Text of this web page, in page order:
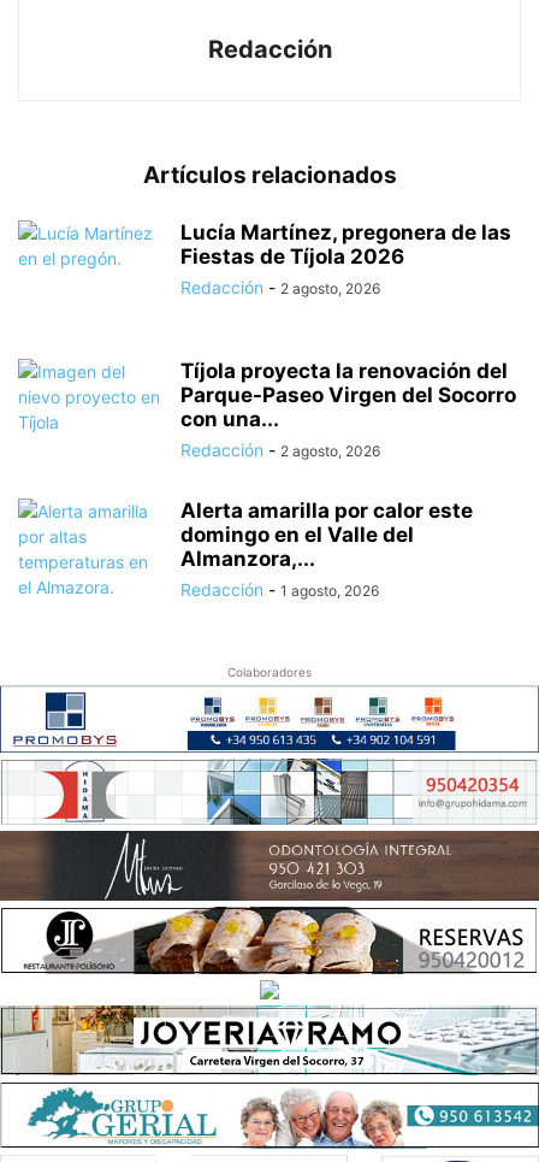
Redacción
Artículos relacionados
Lucía Martínez, pregonera de las
Fiestas de Tíjola 2026
Redacción - 2 agosto, 2026
Tíjola proyecta la renovación del
Parque-Paseo Virgen del Socorro
con una...
Redacción - 2 agosto, 2026
Alerta amarilla por calor este
domingo en el Valle del
Almanzora,...
Redacción - 1 agosto, 2026
Colaboradores